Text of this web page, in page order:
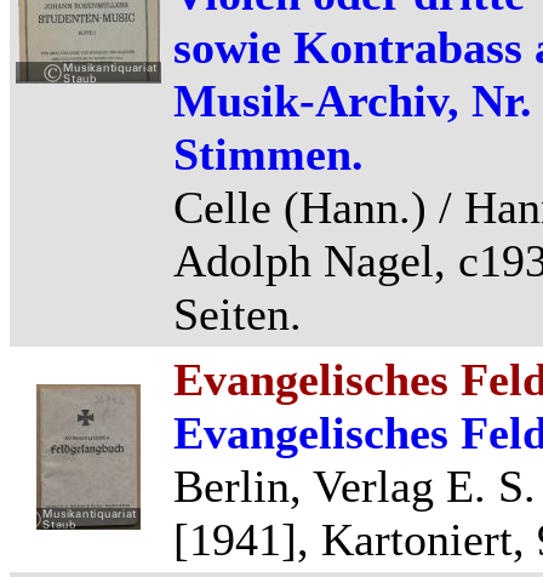
sowie Kontrabass
Musik-Archiv,
Stimmen.
Celle (Hann.) /
Adolph Nagel,
Seiten.
Evangelisches
Evangelisches
Berlin, Verlag E.
[1941], Kartoniert,